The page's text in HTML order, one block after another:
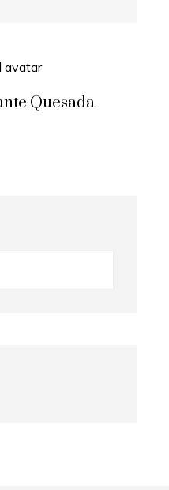
Quesada